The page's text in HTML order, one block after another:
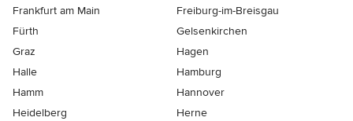
Frankfurt am Main
Freiburg-im-Breisgau
Fürth
Gelsenkirchen
Graz
Hagen
Halle
Hamburg
Hamm
Hannover
Heidelberg
Herne